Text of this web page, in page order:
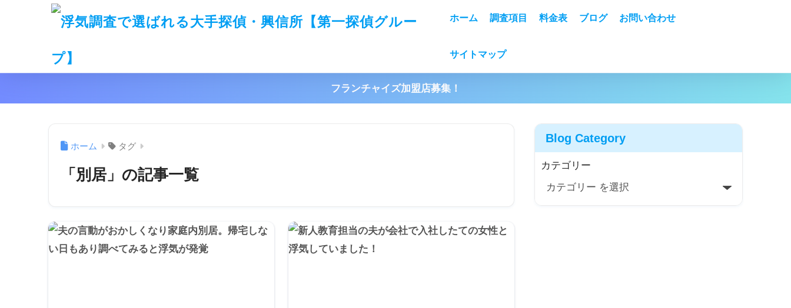
ホーム 調査項目 料金表 ブログ お問い合わせ
サイトマップ
フランチャイズ加盟店募集！
ホーム タグ
「別居」の記事一覧
Blog Category
カテゴリー